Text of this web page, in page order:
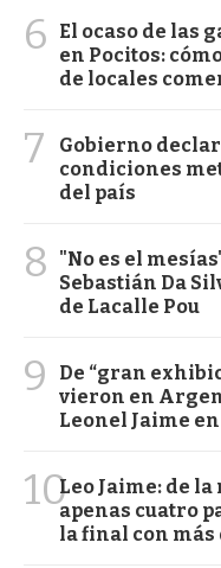
6
El ocaso de las
en Pocitos:
de locales
7
Gobierno
condiciones
del país
8
"No es el
Sebastián Da
de Lacalle Pou
9
De “gran
vieron en
Leonel Jaime
10Leo Jaime: de
apenas cuatro
la final con más